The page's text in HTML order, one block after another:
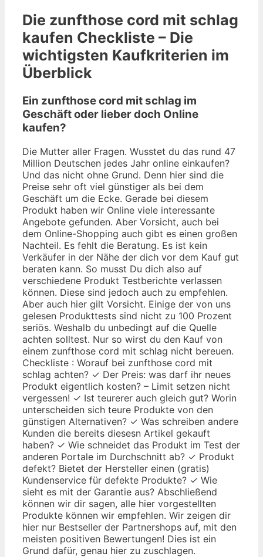
Die zunfthose cord mit schlag
kaufen Checkliste – Die
wichtigsten Kaufkriterien im
Überblick
Ein zunfthose cord mit schlag im
Geschäft oder lieber doch Online
kaufen?
Die Mutter aller Fragen. Wusstet du das rund 47
Million Deutschen jedes Jahr online einkaufen?
Und das nicht ohne Grund. Denn hier sind die
Preise sehr oft viel günstiger als bei dem
Geschäft um die Ecke. Gerade bei diesem
Produkt haben wir Online viele interessante
Angebote gefunden. Aber Vorsicht, auch bei
dem Online-Shopping auch gibt es einen großen
Nachteil. Es fehlt die Beratung. Es ist kein
Verkäufer in der Nähe der dich vor dem Kauf gut
beraten kann. So musst Du dich also auf
verschiedene Produkt Testberichte verlassen
können. Diese sind jedoch auch zu empfehlen.
Aber auch hier gilt Vorsicht. Einige der von uns
gelesen Produkttests sind nicht zu 100 Prozent
seriös. Weshalb du unbedingt auf die Quelle
achten solltest. Nur so wirst du den Kauf von
einem zunfthose cord mit schlag nicht bereuen.
Checkliste : Worauf bei zunfthose cord mit
schlag achten? ✓ Der Preis: was darf ihr neues
Produkt eigentlich kosten? – Limit setzen nicht
vergessen! ✓ Ist teurerer auch gleich gut? Worin
unterscheiden sich teure Produkte von den
günstigen Alternativen? ✓ Was schreiben andere
Kunden die bereits diesesn Artikel gekauft
haben? ✓ Wie schneidet das Produkt im Test der
anderen Portale im Durchschnitt ab? ✓ Produkt
defekt? Bietet der Hersteller einen (gratis)
Kundenservice für defekte Produkte? ✓ Wie
sieht es mit der Garantie aus? Abschließend
können wir dir sagen, alle hier vorgestellten
Produkte können wir empfehlen. Wir zeigen dir
hier nur Bestseller der Partnershops auf, mit den
meisten positiven Bewertungen! Dies ist ein
Grund dafür, genau hier zu zuschlagen.